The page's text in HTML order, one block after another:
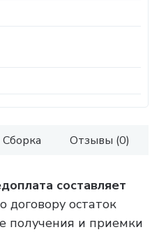
Сборка Отзывы (0)
составляет
остаток
получения и приемки